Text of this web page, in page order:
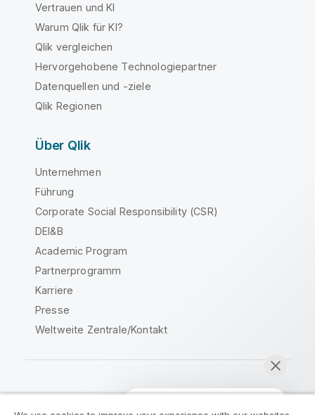
Vertrauen und KI
Warum Qlik für KI?
Qlik vergleichen
Hervorgehobene Technologiepartner
Datenquellen und -ziele
Qlik Regionen
Über Qlik
Unternehmen
Führung
Corporate Social Responsibility (CSR)
DEI&B
Academic Program
Partnerprogramm
Karriere
Presse
Weltweite Zentrale/Kontakt